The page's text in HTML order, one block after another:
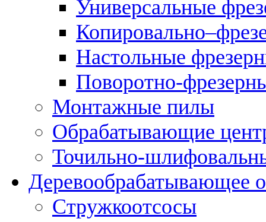
Универсальные
Настольные
Поворотно-
Монтажные пилы
Обрабатывающие
Точильно-
Деревообрабатывающее
Стружкоотсосы